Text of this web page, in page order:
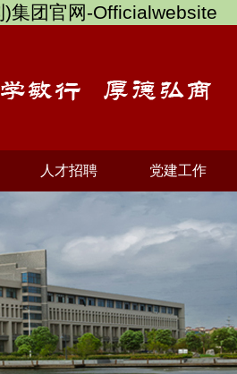
)集团官网-Officialwebsite
人才招聘 党建工作